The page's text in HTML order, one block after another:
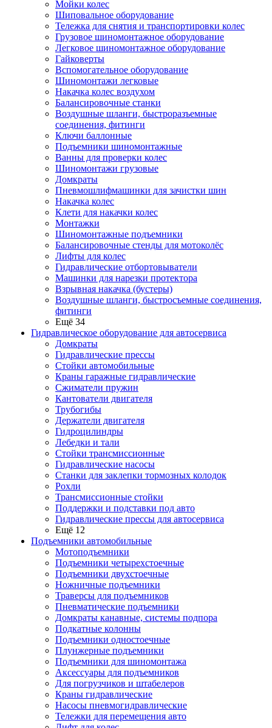
Мойки колес
Шиповальное оборудование
Тележка для снятия и транспортировки колес
Грузовое шиномонтажное оборудование
Легковое шиномонтажное оборудование
Гайковерты
Вспомогательное оборудование
Шиномонтажи легковые
Накачка колес воздухом
Балансировочные станки
Воздушные шланги, быстроразъемные
соединения, фитинги
Ключи баллонные
Подъемники шиномонтажные
Ванны для проверки колес
Шиномонтажи грузовые
Домкраты
Пневмошлифмашинки для зачистки шин
Накачка колес
Клети для накачки колес
Монтажки
Шиномонтажные подъемники
Балансировочные стенды для мотоколёс
Лифты для колес
Гидравлические отбортовыватели
Машинки для нарезки протектора
Взрывная накачка (бустеры)
Воздушные шланги, быстросъемные соединения,
фитинги
Ещё 34
Гидравлическое оборудование для автосервиса
Домкраты
Гидравлические прессы
Стойки автомобильные
Краны гаражные гидравлические
Сжиматели пружин
Кантователи двигателя
Трубогибы
Держатели двигателя
Гидроцилиндры
Лебедки и тали
Стойки трансмиссионные
Гидравлические насосы
Cтанки для заклепки тормозных колодок
Рохли
Трансмиссионные стойки
Поддержки и подставки под авто
Гидравлические прессы для автосервиса
Ещё 12
Подъемники автомобильные
Мотоподъемники
Подъемники четырехстоечные
Подъемники двухстоечные
Ножничные подъемники
Траверсы для подъемников
Пневматические подъемники
Домкраты канавные, системы подпора
Подкатные колонны
Подъемники одностоечные
Плунжерные подъемники
Подъемники для шиномонтажа
Аксессуары для подъемников
Для погрузчиков и штабелеров
Краны гидравлические
Насосы пневмогидравлические
Тележки для перемещения авто